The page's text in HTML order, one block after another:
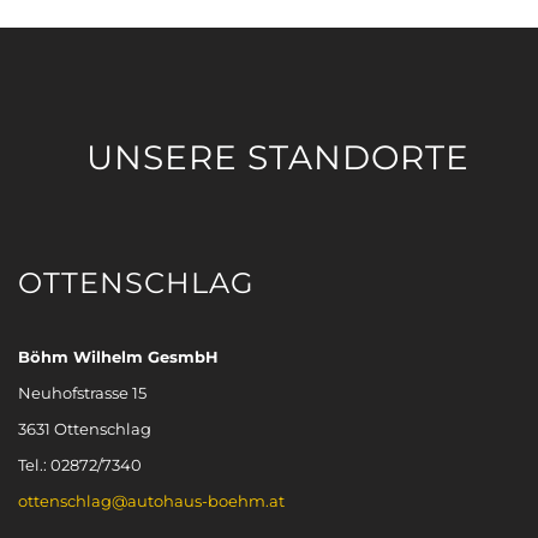
UNSERE STANDORTE
OTTENSCHLAG
Böhm Wilhelm GesmbH
Neuhofstrasse 15
3631 Ottenschlag
Tel.: 02872/7340
ottenschlag@autohaus-boehm.at